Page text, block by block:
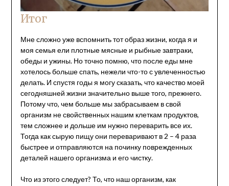
Итог
Мне сложно уже вспомнить тот образ жизни, когда я и
моя семья ели плотные мясные и рыбные завтраки,
обеды и ужины. Но точно помню, что после еды мне
хотелось больше спать, нежели что-то с увлеченностью
делать. И спустя годы я могу сказать, что качество моей
сегодняшней жизни значительно выше того, прежнего.
Потому что, чем больше мы забрасываем в свой
организм не свойственных нашим клеткам продуктов,
тем сложнее и дольше им нужно переварить все их.
Тогда как сырую пищу они переваривают в 2 – 4 раза
быстрее и отправляются на починку поврежденных
деталей нашего организма и его чистку.
Что из этого следует? То, что наш организм, как